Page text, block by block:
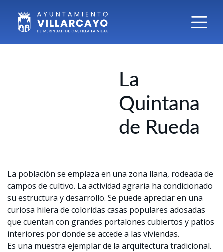
La
Quintana
de Rueda
La población se emplaza en una zona llana, rodeada de
campos de cultivo. La actividad agraria ha condicionado
su estructura y desarrollo. Se puede apreciar en una
curiosa hilera de coloridas casas populares adosadas
que cuentan con grandes portalones cubiertos y patios
interiores por donde se accede a las viviendas.
Es una muestra ejemplar de la arquitectura tradicional.